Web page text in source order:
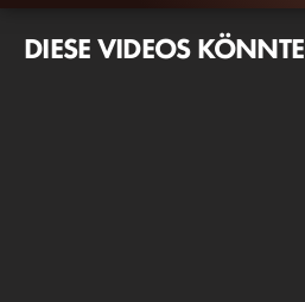
DIESE VIDEOS